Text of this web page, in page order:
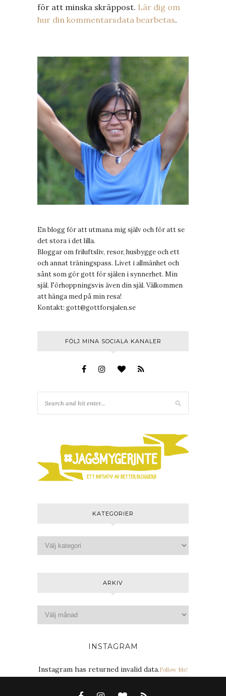
för att minska skräppost. Lär dig om
hur din kommentarsdata bearbetas.
En blogg för att utmana mig själv och för att se
det stora i det lilla.
Bloggar om friluftsliv, resor, husbygge och ett
och annat träningspass. Livet i allmänhet och
sånt som gör gott för själen i synnerhet. Min
själ. Förhoppningsvis även din själ. Välkommen
att hänga med på min resa!
Kontakt: gott@gottforsjalen.se
FÖLJ MINA SOCIALA KANALER
KATEGORIER
ARKIV
INSTAGRAM
Instagram has returned invalid data.Follow Me!